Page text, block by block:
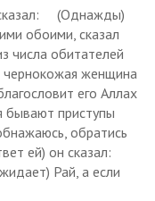
сказал: (Однажды)
обоими, сказал
числа обитателей
чернокожая женщина
его Аллах
бывают приступы
обратись
ей) он сказал:
Рай, а если